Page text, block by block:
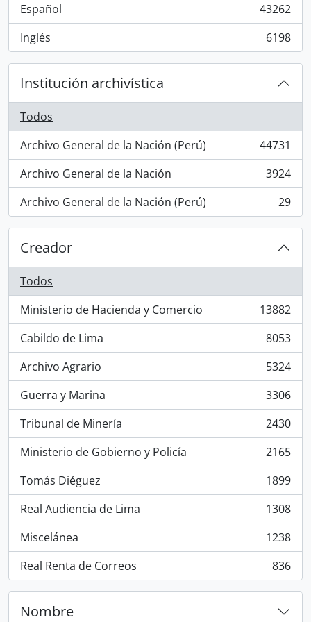
Español
, 43262 resultados
43262
Inglés
, 6198 resultados 6198
Institución archivística
Todos
Archivo General de la Nación (Perú)
, 44731 resultados
44731
Archivo General de la Nación
, 3924 resultados
3924
Archivo General de la Nación (Perú)
, 29 resultados 29
Creador
Todos
Ministerio de Hacienda y Comercio
, 13882 resultados
13882
Cabildo de Lima
, 8053 resultados
8053
Archivo Agrario
, 5324 resultados
5324
Guerra y Marina
, 3306 resultados
3306
Tribunal de Minería
, 2430 resultados
2430
Ministerio de Gobierno y Policía
, 2165 resultados
2165
Tomás Diéguez
, 1899 resultados
1899
Real Audiencia de Lima
, 1308 resultados
1308
Miscelánea
, 1238 resultados
1238
Real Renta de Correos
, 836 resultados 836
Nombre